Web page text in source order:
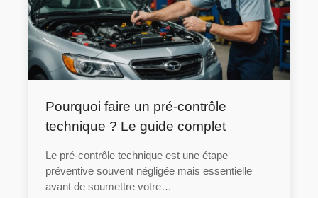
Pourquoi faire un pré-contrôle
technique ? Le guide complet
Le pré-contrôle technique est une étape
préventive souvent négligée mais essentielle
avant de soumettre votre…